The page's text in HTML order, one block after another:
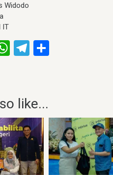
Widodo
IT
WhatsApp
Telegram
like...